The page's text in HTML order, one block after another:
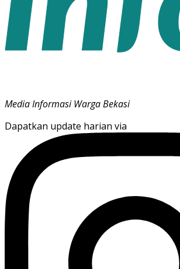
Media Informasi Warga Bekasi
Dapatkan update harian via